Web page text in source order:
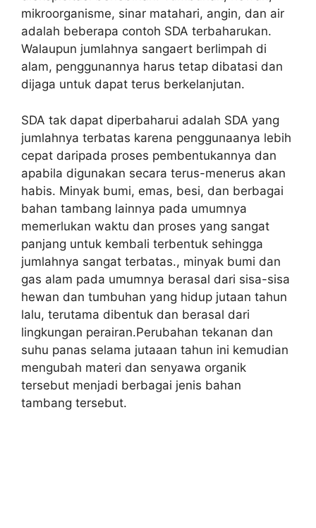
mikroorganisme, sinar matahari, angin, dan air
adalah beberapa contoh SDA terbaharukan.
Walaupun jumlahnya sangaert berlimpah di
alam, penggunannya harus tetap dibatasi dan
dijaga untuk dapat terus berkelanjutan.
SDA tak dapat diperbaharui adalah SDA yang
jumlahnya terbatas karena penggunaanya lebih
cepat daripada proses pembentukannya dan
apabila digunakan secara terus-menerus akan
habis. Minyak bumi, emas, besi, dan berbagai
bahan tambang lainnya pada umumnya
memerlukan waktu dan proses yang sangat
panjang untuk kembali terbentuk sehingga
jumlahnya sangat terbatas., minyak bumi dan
gas alam pada umumnya berasal dari sisa-sisa
hewan dan tumbuhan yang hidup jutaan tahun
lalu, terutama dibentuk dan berasal dari
lingkungan perairan.Perubahan tekanan dan
suhu panas selama jutaaan tahun ini kemudian
mengubah materi dan senyawa organik
tersebut menjadi berbagai jenis bahan
tambang tersebut.